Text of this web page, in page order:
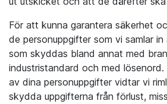
För att kunna garantera säkerhet
de personuppgifter som vi samlar
som skyddas bland annat med
industristandard och med lösenord.
av dina personuppgifter vidtar vi
skydda uppgifterna från förlust,